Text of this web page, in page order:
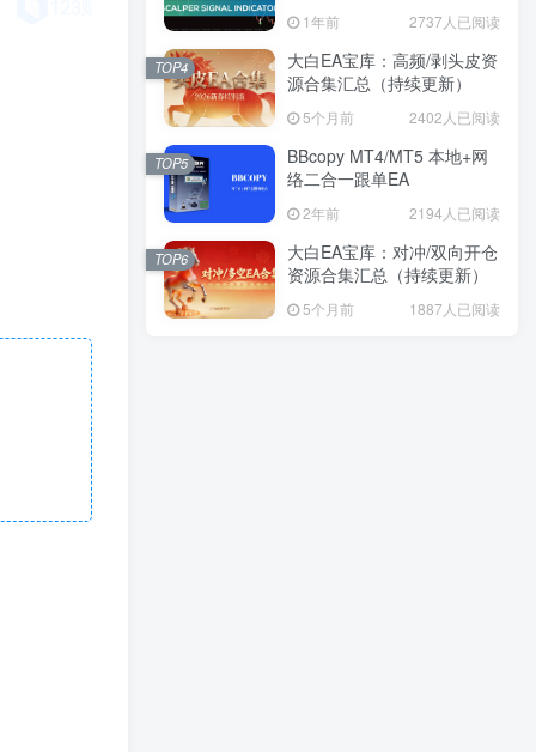
1年前 2737人已阅读
大白EA宝库：高频/剥头皮资
源合集汇总（持续更新）
5个月前 2402人已阅读
TOP4
BBcopy MT4/MT5 本地+网
络二合一跟单EA
2年前 2194人已阅读
TOP5
大白EA宝库：对冲/双向开仓
资源合集汇总（持续更新）
5个月前 1887人已阅读
TOP6
1年前 2737人已阅读
大白EA宝库：高频/剥头皮资
源合集汇总（持续更新）
5个月前 2402人已阅读
TOP4
BBcopy MT4/MT5 本地+网
络二合一跟单EA
2年前 2194人已阅读
TOP5
大白EA宝库：对冲/双向开仓
资源合集汇总（持续更新）
5个月前 1887人已阅读
TOP6